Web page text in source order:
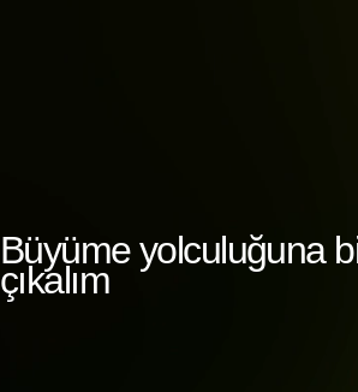
Büyüme yolculuğuna
çıkalım